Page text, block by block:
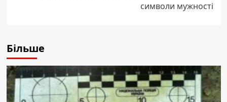
символи мужності
Більше